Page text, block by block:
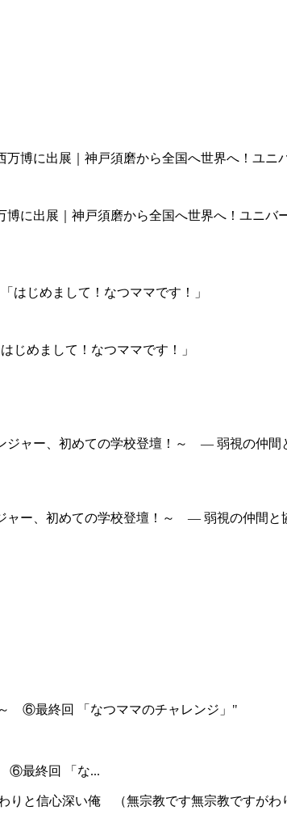
に出展｜神戸須磨から全国へ世界へ！ユニバ
めまして！なつママです！」
ャー、初めての学校登壇！～ — 弱視の仲間
⑥最終回 「な...